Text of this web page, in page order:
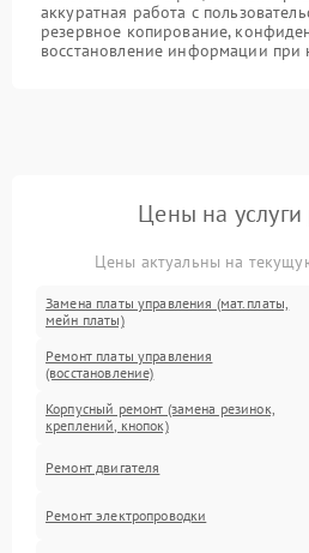
аккуратная работа с
резервное копирование,
восстановление информации при
Цены на
Цены актуальны на
Замена платы управления (мат.платы,
мейн платы)
Ремонт платы управления
(восстановление)
Корпусный ремонт (замена резинок,
креплений, кнопок)
Ремонт двигателя
Ремонт электропроводки